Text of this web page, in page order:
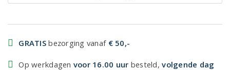
GRATIS bezorging vanaf € 50,-
Op werkdagen voor 16.00 uur besteld,volgende dag